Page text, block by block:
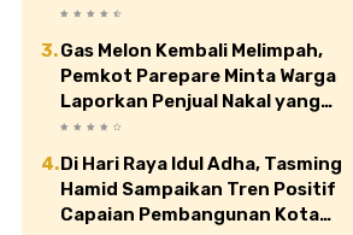
Gas Melon Kembali Melimpah,
Pemkot Parepare Minta Warga
Laporkan Penjual Nakal yang
Jual di Atas HET
Di Hari Raya Idul Adha, Tasming
Hamid Sampaikan Tren Positif
Capaian Pembangunan Kota